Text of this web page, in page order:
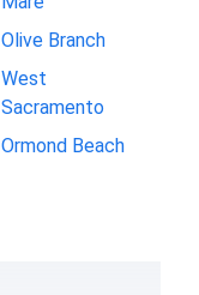
Olive Branch
West
Sacramento
Ormond Beach